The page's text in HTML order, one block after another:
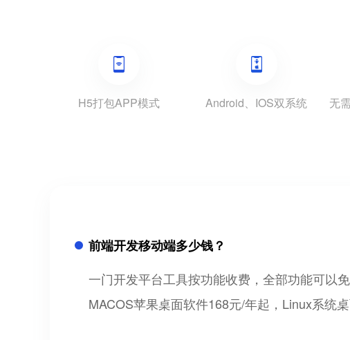
H5打包APP模式 Android、IOS双系统 无
前端开发移动端多少钱？
一门开发平台工具按功能收费，全部功能可以
MACOS苹果桌面软件168元/年起，Linux系统